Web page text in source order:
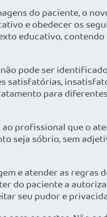
do paciente, o
e obedecer os
educativo,
pode ser
satisfatórias,
para
profissional que o
seja sóbrio, sem
e atender as
do paciente a
seu pudor e